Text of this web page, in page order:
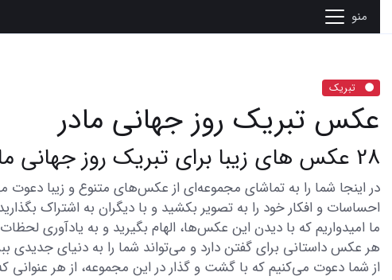
منو
تبریک
عکس تبریک روز جهانی مادر
28 عکس های زیبا برای تبریک روز جهانی مادر
احساسات و افکار خود را به تصویر بکشید و با دیگران به اشتراک
ما امیدواریم که با دیدن این عکس‌ها، الهام بگیرید و به یادآوری
هر عکس داستانی برای گفتن دارد و می‌تواند شما را به دنیای جدیدی
از شما دعوت می‌کنیم که با گشت و گذار در این مجموعه، از هر عنوانی